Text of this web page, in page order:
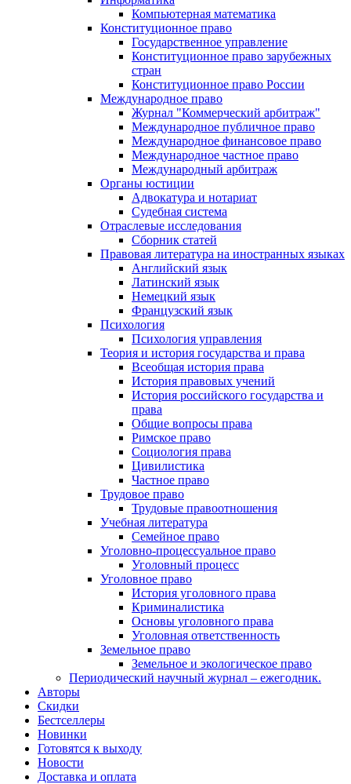
Компьютерная математика
Конституционное право
Государственное управление
Конституционное право зарубежных
стран
Конституционное право России
Международное право
Журнал "Коммерческий арбитраж"
Международное публичное право
Международное финансовое право
Международное частное право
Международный арбитраж
Органы юстиции
Адвокатура и нотариат
Судебная система
Отраслевые исследования
Сборник статей
Правовая литература на иностранных языках
Английский язык
Латинский язык
Немецкий язык
Французский язык
Психология
Психология управления
Теория и история государства и права
Всеобщая история права
История правовых учений
История российского государства и
права
Общие вопросы права
Римское право
Социология права
Цивилистика
Частное право
Трудовое право
Трудовые правоотношения
Учебная литература
Семейное право
Уголовно-процессуальное право
Уголовный процесс
Уголовное право
История уголовного права
Криминалистика
Основы уголовного права
Уголовная ответственность
Земельное право
Земельное и экологическое право
Периодический научный журнал – ежегодник.
Авторы
Скидки
Бестселлеры
Новинки
Готовятся к выходу
Новости
Доставка и оплата